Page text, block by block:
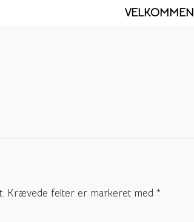
VELKOMMEN
Krævede felter er markeret med *